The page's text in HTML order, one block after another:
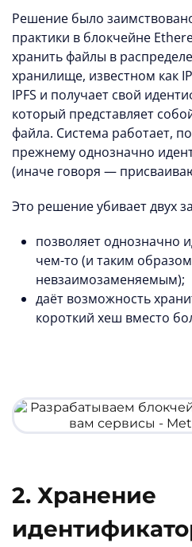
Решение было
практики в блокчейне
хранить файлы в
хранилище, известном как
IPFS и получает свой
который представляет
файла. Система работает,
прежнему однозначно
(иначе говоря —
Это решение убивает двух
позволяет однозначно
чем-то (и таким
невзаимозаменяемым);
даёт возможность
короткий хеш вместо
2. Хранение